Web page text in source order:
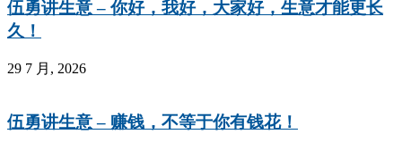
伍勇讲生意 – 你好，我好，大家好，生意才能更长
久！
29 7 月, 2026
伍勇讲生意 – 赚钱，不等于你有钱花！